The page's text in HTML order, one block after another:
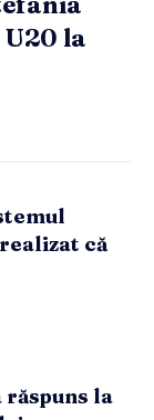
la
că
la